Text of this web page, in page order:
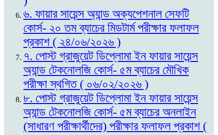
৬. ফায়ার সায়েন্স অ্যান্ড অক্যপেশনাল সেফটি
কোর্স- ২০ তম ব্যাচের মিডটার্ম পরীক্ষার ফলাফল
প্রকাশ ( ২৪/০৬/২০২৬ )
৭. পোস্ট গ্রাজুয়েট ডিপ্লোমা ইন ফায়ার সায়েন্স
অ্যান্ড টেকনোলজি কোর্স- ৫ম ব্যাচের মৌখিক
পরীক্ষা স্থগিত ( ০৬/০২/২০২৬ )
৮. পোস্ট গ্রাজুয়েট ডিপ্লোমা ইন ফায়ার সায়েন্স
অ্যান্ড টেকনোলজি কোর্স- ৫ম ব্যাচের অনলাইন
(সাধারণ পরীক্ষার্থীদের) পরীক্ষার ফলাফল প্রকাশ (